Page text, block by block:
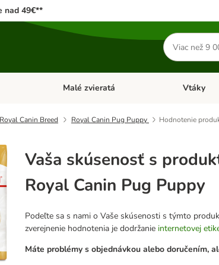
nad 49€**
Hľadať
produkty
Psy Otvoriť menu: Mačky
Malé zvieratá Otvoriť
Vtáky
Royal Canin Breed Royal Canin Pug Puppy Hodnotenie
Vaša skúsenosť s
Royal Canin Pug Puppy
Podeľte sa s nami o Vaše skúsenosti s týmto
zverejnenie hodnotenia je dodržanie internetovej
Máte problémy s objednávkou alebo doručením,